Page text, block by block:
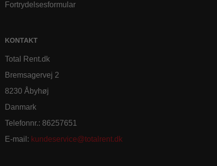
Fortrydelsesformular
KONTAKT
Total Rent.dk
Bremsagervej 2
8230 Åbyhøj
Danmark
Telefonnr.: 86257651
E-mail : kundeservice@totalrent.dk